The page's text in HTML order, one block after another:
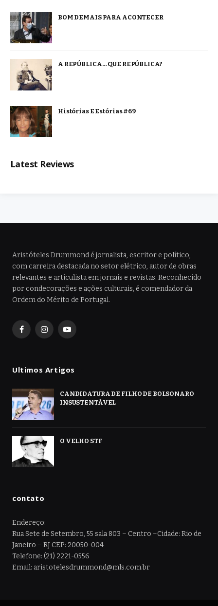
BOM DEMAIS PARA ACONTECER
A REPÚBLICA… QUE REPÚBLICA?
Histórias E Estórias #69
Latest Reviews
Aristóteles Drummond é jornalista, escritor e político,
com carreira destacada no setor elétrico, autor de obras
relevantes e articulista em jornais e revistas. Reconhecido
por condecorações e ações culturais, é comendador da
Ordem do Mérito de Portugal.
FacebookInstagramYouTube
Ultimos Artigos
CANDIDATURA DE FILHO DE BOLSONARO
INSUSTENTÁVEL
O VELHO STF
contato
Endereço:
Rua Sete de Setembro, 55 sala 803 – Centro –Cidade: Rio de
Janeiro – RJ CEP: 20050-004
Telefone: (21) 2221-0556
Email: aristotelesdrummond@mls.com.br